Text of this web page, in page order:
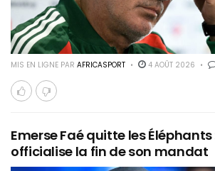
MIS EN LIGNE PAR AFRICASPORT 4 AOÛT 2026
Emerse Faé quitte les Éléphants
officialise la fin de son mandat